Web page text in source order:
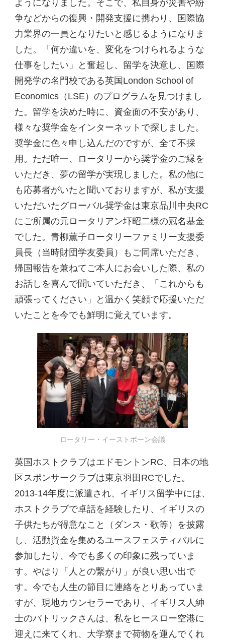
ようになりました。そこで、私自身が災害や紛
争などからの復興・開発支援に携わり、国際協
力業界の一員となりたいと感じるようになりま
した。「何か違いを、変化をつけられるような
仕事をしたい」と奮起し、留学を決意し、国際
開発学の名門校である英国London School of
Economics（LSE）のプログラムを見つけまし
た。留学を決めた時に、資金面の不安があり、
様々な奨学金をインターネットで探しました。
奨学金に色々申し込んだのですが、全て不採
用。ただ唯一、ロータリーから奨学金のご縁を
いただき、夢の留学が実現しました。私の他に
も応募者がいたと聞いておりますが、私が支援
いただいたグローバル奨学金は東京品川中央RC
にご所属の元ロータリアン圷昭二様の冠名基金
でした。青柳薫子ロータリーファミリー支援委
員長（当時財団学友委員）もご同席いただき、
帰国報告を兼ねてご本人にお会いした際、私の
お話しを喜んで聞いていただき、「これからも
頑張ってください」と温かく笑顔で応援いただ
いたことを今でも鮮明に覚えています。
ロータリー・イーストボーン会議
英国ホストクラブはエドモントンRC、日本の地
区スポンサークラブは東京羽田RCでした。
2013-14年度に派遣され、イギリス留学中には、
ホストクラブで卓話を経験したり、イギリスの
子供たちが得意なこと（ダンス・歌等）を披露
し、活動資金を集めるユースフェスティバルに
参加したり、今でも多くの印象に残っていま
す。やはり「人との繋がり」が良い思い出で
す。今でも人生の節目に連絡をとりあっていま
すが、現地カウンセラーであり、イギリス人紳
士のパトリックさんは、私をヒースロー空港に
迎えに来てくれ、大学寮まで荷物を運んでくれ